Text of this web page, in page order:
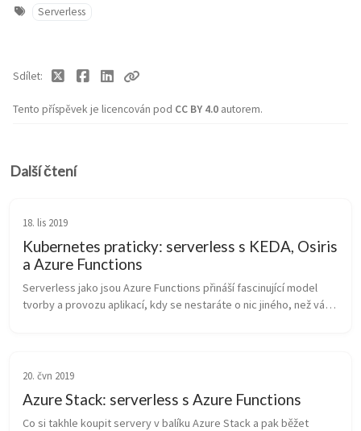
Serverless
Tento příspěvek je licencován pod CC BY 4.0 autorem.
Sdílet
Další čtení
18. lis 2019
Kubernetes praticky: serverless s KEDA, Osiris
a Azure Functions
Serverless jako jsou Azure Functions přináší fascinující model
tvorby a provozu aplikací, kdy se nestaráte o nic jiného, než váš
20. čvn 2019
Azure Stack: serverless s Azure Functions
Co si takhle koupit servery v balíku Azure Stack a pak běžet